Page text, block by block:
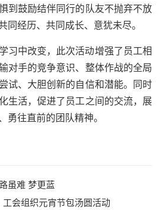
到鼓励结伴同行的队友不抛弃不放
同经历、共同成长、意犹未尽。
习中改变，此次活动增强了员工相
对手的竞争意识、整体作战的全局
试、大胆创新的自信和潜能。同时
生活，促进了员工之间的交流，展
勇往直前的团队精神。
虽难 梦更蓝
工会组织元宵节包汤圆活动